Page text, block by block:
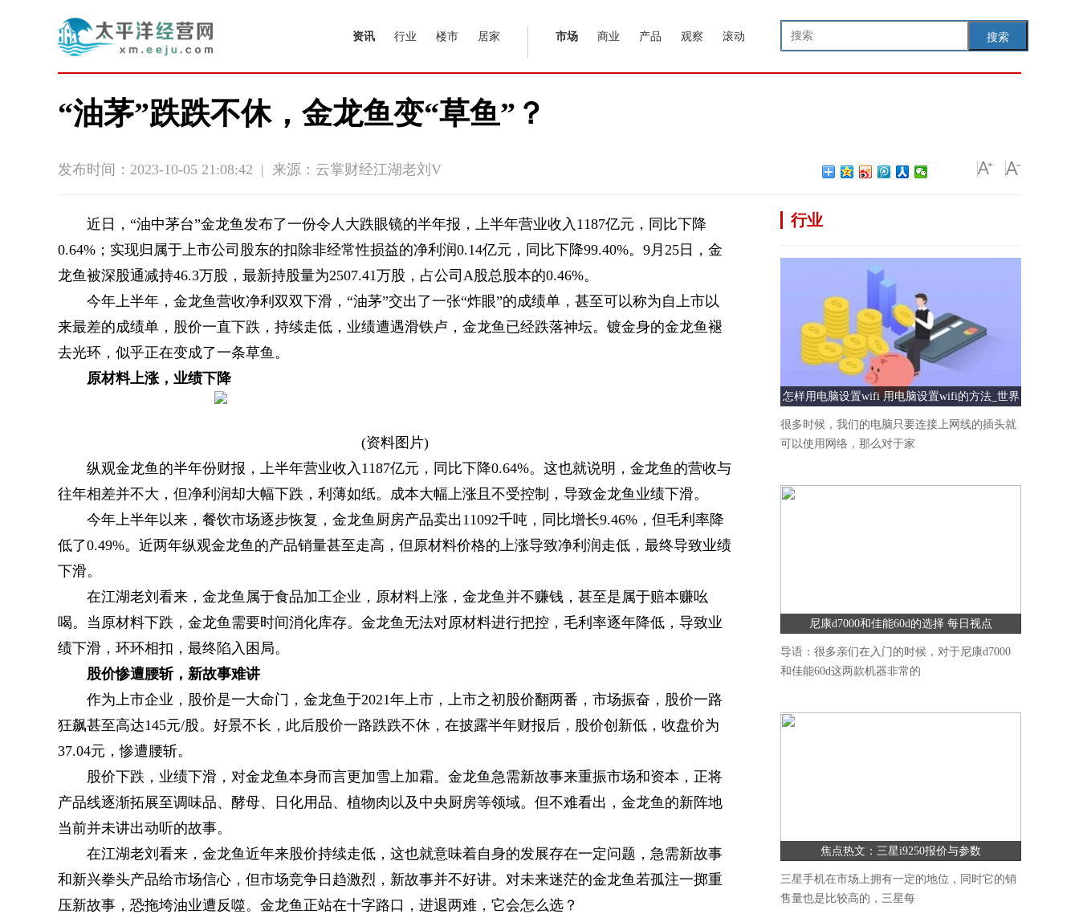
搜索
资讯 行业 楼市 居家 市场 商业 产品 观察 滚动
“油茅”跌跌不休，金龙鱼变“草鱼”？
发布时间：2023-10-05 21:08:42 | 来源：云掌财经江湖老刘V
近日，“油中茅台”金龙鱼发布了一份令人大跌眼镜的半年报，上半年营业收入1187亿元，同比下降
0.64%；实现归属于上市公司股东的扣除非经常性损益的净利润0.14亿元，同比下降99.40%。9月25日，金
龙鱼被深股通减持46.3万股，最新持股量为2507.41万股，占公司A股总股本的0.46%。
今年上半年，金龙鱼营收净利双双下滑，“油茅”交出了一张“炸眼”的成绩单，甚至可以称为自上市以
来最差的成绩单，股价一直下跌，持续走低，业绩遭遇滑铁卢，金龙鱼已经跌落神坛。镀金身的金龙鱼褪
去光环，似乎正在变成了一条草鱼。
原材料上涨，业绩下降
(资料图片)
纵观金龙鱼的半年份财报，上半年营业收入1187亿元，同比下降0.64%。这也就说明，金龙鱼的营收与
往年相差并不大，但净利润却大幅下跌，利薄如纸。成本大幅上涨且不受控制，导致金龙鱼业绩下滑。
今年上半年以来，餐饮市场逐步恢复，金龙鱼厨房产品卖出11092千吨，同比增长9.46%，但毛利率降
低了0.49%。近两年纵观金龙鱼的产品销量甚至走高，但原材料价格的上涨导致净利润走低，最终导致业绩
下滑。
在江湖老刘看来，金龙鱼属于食品加工企业，原材料上涨，金龙鱼并不赚钱，甚至是属于赔本赚吆
喝。当原材料下跌，金龙鱼需要时间消化库存。金龙鱼无法对原材料进行把控，毛利率逐年降低，导致业
绩下滑，环环相扣，最终陷入困局。
股价惨遭腰斩，新故事难讲
作为上市企业，股价是一大命门，金龙鱼于2021年上市，上市之初股价翻两番，市场振奋，股价一路
狂飙甚至高达145元/股。好景不长，此后股价一路跌跌不休，在披露半年财报后，股价创新低，收盘价为
37.04元，惨遭腰斩。
股价下跌，业绩下滑，对金龙鱼本身而言更加雪上加霜。金龙鱼急需新故事来重振市场和资本，正将
产品线逐渐拓展至调味品、酵母、日化用品、植物肉以及中央厨房等领域。但不难看出，金龙鱼的新阵地
当前并未讲出动听的故事。
在江湖老刘看来，金龙鱼近年来股价持续走低，这也就意味着自身的发展存在一定问题，急需新故事
和新兴拳头产品给市场信心，但市场竞争日趋激烈，新故事并不好讲。对未来迷茫的金龙鱼若孤注一掷重
压新故事，恐拖垮油业遭反噬。金龙鱼正站在十字路口，进退两难，它会怎么选？
行业
怎样用电脑设置wifi 用电脑设置wifi的方法_世界
速看
很多时候，我们的电脑只要连接上网线的插头就
可以使用网络，那么对于家
尼康d7000和佳能60d的选择 每日视点
导语：很多亲们在入门的时候，对于尼康d7000
和佳能60d这两款机器非常的
焦点热文：三星i9250报价与参数
三星手机在市场上拥有一定的地位，同时它的销
售量也是比较高的，三星每